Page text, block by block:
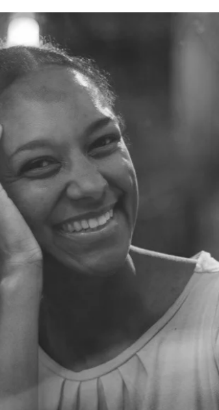
Giulia de Carlo
Giulia de Carlo ist Yogalehrerin, "Innerdance"
Trainerin, Deep Aware Guide und Hypnolini
und führt ihre "Innerdance" und "Hypnolini"
Sessions auch im Yoga Soul durch. Die Energie-
Methode "Innerdance" kann zur inneren Heilung
beitragen und tiefe Einblicke in die eigenen
Lebensaufgaben und Hintergründe offenbaren.
ist wie ein innerer Tanz, wobei der Teilnehmer
auf einer Yogamatte liegt. Es braucht keine
Vorkenntnisse. Mit speziellen Playlisten,
Instrumenten und Düf